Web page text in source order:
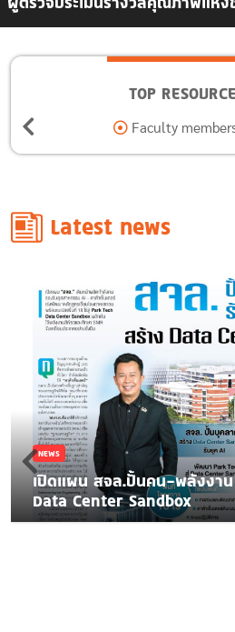
TOP
Alumni
Latest news
NEWS
เปิดแผน สจล.ปั้นคน-พลังงา
Data Center Sandbox